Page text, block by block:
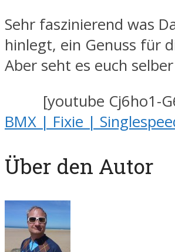
Sehr faszinierend was
hinlegt, ein Genuss für
Aber seht es euch
[youtube Cj6ho1-
BMX | Fixie |
Über den Autor